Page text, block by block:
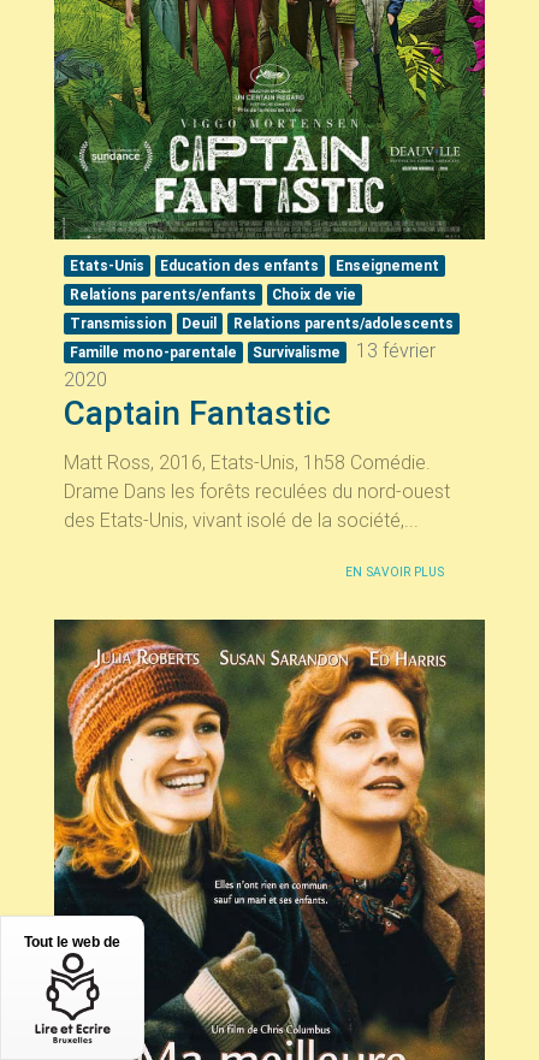
Etats-Unis Education des enfants
Enseignement
Relations parents/enfants
Choix de vie
Transmission
Deuil
Relations parents/adolescents
Famille mono-parentale
Survivalisme
13 février
2020
Captain Fantastic
Matt Ross, 2016, Etats-Unis, 1h58 Comédie.
Drame Dans les forêts reculées du nord-ouest
des Etats-Unis, vivant isolé de la société,...
EN SAVOIR PLUS
Tout le web de